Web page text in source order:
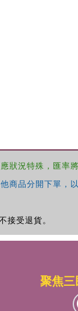
況特殊，匯率將
品分開下單，
受退貨。
聚焦